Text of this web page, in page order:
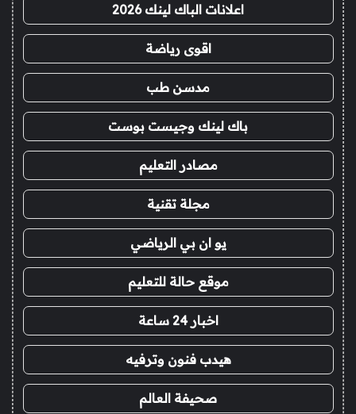
اعلانات الباك لينك 2026
اقوى رياضة
مدسن طب
باك لينك وجيست بوست
مصادر التعليم
مجلة تقنية
يو ان بي الرياضي
موقع حالة للتعليم
اخبار 24 ساعة
هيدب فنون وترفيه
صحيفة العالم